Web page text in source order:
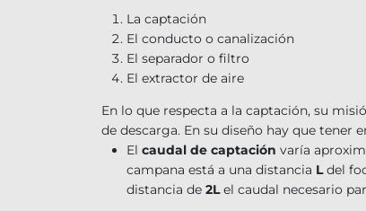
La captación
El conducto o canalización
El separador o filtro
El extractor de aire
En lo que respecta a la captación, su
de descarga. En su diseño hay que tener
El caudal de captación varía
campana está a una distancia Ldel
distancia de 2Lel caudal necesario